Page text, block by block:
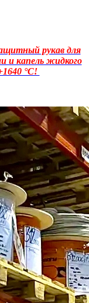
рукав для
и капель жидкого
°C!